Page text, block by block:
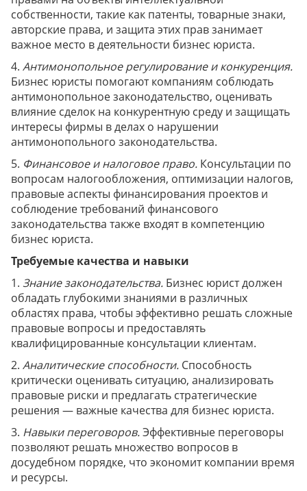
собственности, такие как патенты, товарные знаки,
авторские права, и защита этих прав занимает
важное место в деятельности бизнес юриста.
4. Антимонопольное регулирование и конкуренция.
Бизнес юристы помогают компаниям соблюдать
антимонопольное законодательство, оценивать
влияние сделок на конкурентную среду и защищать
интересы фирмы в делах о нарушении
антимонопольного законодательства.
5. Финансовое и налоговое право. Консультации по
вопросам налогообложения, оптимизации налогов,
правовые аспекты финансирования проектов и
соблюдение требований финансового
законодательства также входят в компетенцию
бизнес юриста.
Требуемые качества и навыки
1. Знание законодательства. Бизнес юрист должен
обладать глубокими знаниями в различных
областях права, чтобы эффективно решать сложные
правовые вопросы и предоставлять
квалифицированные консультации клиентам.
2. Аналитические способности. Способность
критически оценивать ситуацию, анализировать
правовые риски и предлагать стратегические
решения — важные качества для бизнес юриста.
3. Навыки переговоров.Эффективные переговоры
позволяют решать множество вопросов в
досудебном порядке, что экономит компании время
и ресурсы.